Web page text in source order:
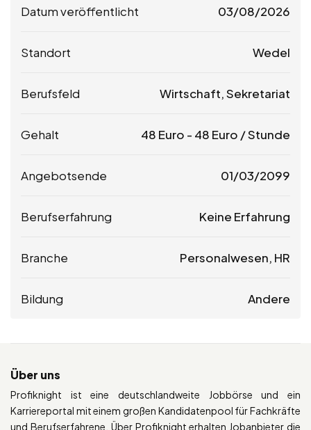
Datum veröffentlicht 03/08/2026
Standort Wedel
Berufsfeld Wirtschaft, Sekretariat
Gehalt 48 Euro - 48 Euro / Stunde
Angebotsende 01/03/2099
Berufserfahrung Keine Erfahrung
Branche Personalwesen, HR
Bildung Andere
Über uns
Profiknight ist eine deutschlandweite Jobbörse und ein
Karriereportal mit einem großen Kandidatenpool für Fachkräfte
und Berufserfahrene. Über Profiknight erhalten Jobanbieter die